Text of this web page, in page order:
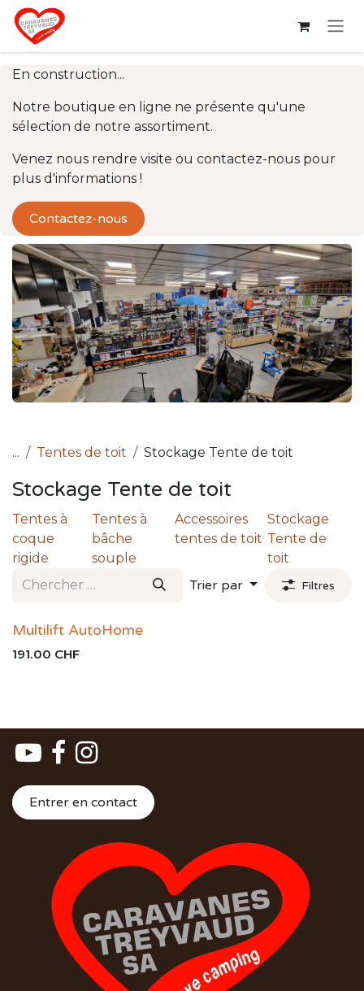
Se rendre au contenu
En construction...
Notre boutique en ligne ne présente qu'une
sélection de notre assortiment.
Venez nous rendre visite ou contactez-nous pour
plus d'informations !
Contactez-nous
... Tentes de toit Stockage Tente de toit
Stockage Tente de toit
Tentes à
coque
rigide
Tentes à
bâche
souple
Accessoires
tentes de toit
Stockage
Tente de
toit
Trier par Filtres
Multilift AutoHome
191.00 CHF
Entrer en contact